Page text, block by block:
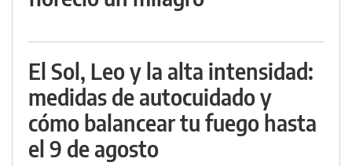
El Sol, Leo y la alta intensidad:
medidas de autocuidado y
cómo balancear tu fuego hasta
el 9 de agosto